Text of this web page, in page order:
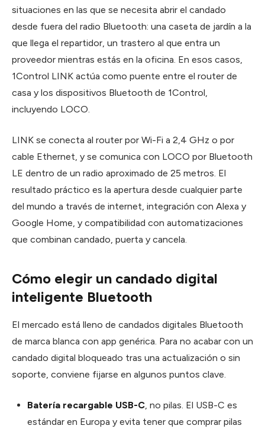
situaciones en las que se necesita abrir el candado
desde fuera del radio Bluetooth: una caseta de jardín a la
que llega el repartidor, un trastero al que entra un
proveedor mientras estás en la oficina. En esos casos,
1Control LINK actúa como puente entre el router de
casa y los dispositivos Bluetooth de 1Control,
incluyendo LOCO.
LINK se conecta al router por Wi-Fi a 2,4 GHz o por
cable Ethernet, y se comunica con LOCO por Bluetooth
LE dentro de un radio aproximado de 25 metros. El
resultado práctico es la apertura desde cualquier parte
del mundo a través de internet, integración con Alexa y
Google Home, y compatibilidad con automatizaciones
que combinan candado, puerta y cancela.
Cómo elegir un candado digital
inteligente Bluetooth
El mercado está lleno de candados digitales Bluetooth
de marca blanca con app genérica. Para no acabar con un
candado digital bloqueado tras una actualización o sin
soporte, conviene fijarse en algunos puntos clave.
Batería recargable USB-C, no pilas. El USB-C es
estándar en Europa y evita tener que comprar pilas